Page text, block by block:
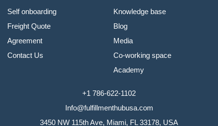
Self onboarding
Freight Quote
Agreement
Contact Us
Knowledge base
Blog
Media
Co-working space
Academy
+1 786-622-1102
Info@fulfillmenthubusa.com
3450 NW 115th Ave, Miami, FL 33178, USA